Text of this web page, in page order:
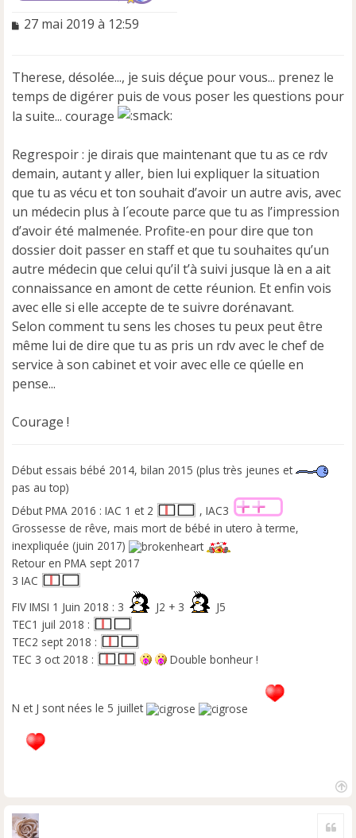
M
s
a
g
e
n
l
u
27 mai 2019 à 12:59
Therese, désolée..., je suis déçue pour vous... prenez le
temps de digérer puis de vous poser les questions pour
la suite... courage
Regrespoir : je dirais que maintenant que tu as ce rdv
demain, autant y aller, bien lui expliquer la situation
que tu as vécu et ton souhait d’avoir un autre avis, avec
un médecin plus à l´ecoute parce que tu as l’impression
d’avoir été malmenée. Profite-en pour dire que ton
dossier doit passer en staff et que tu souhaites qu’un
autre médecin que celui qu’il t’à suivi jusque là en a ait
connaissance en amont de cette réunion. Et enfin vois
avec elle si elle accepte de te suivre dorénavant.
Selon comment tu sens les choses tu peux peut être
même lui de dire que tu as pris un rdv avec le chef de
service à son cabinet et voir avec elle ce qúelle en
pense...
Courage !
Début essais bébé 2014, bilan 2015 (plus très jeunes et
pas au top)
Début PMA 2016 : IAC 1 et 2
, IAC3
Grossesse de rêve, mais mort de bébé in utero à terme,
inexpliquée (juin 2017)
Retour en PMA sept 2017
3 IAC
FIV IMSI 1 Juin 2018 : 3
J2 + 3
J5
TEC1 juil 2018 :
TEC2 sept 2018 :
TEC 3 oct 2018 :
Double bonheur !
N et J sont nées le 5 juillet